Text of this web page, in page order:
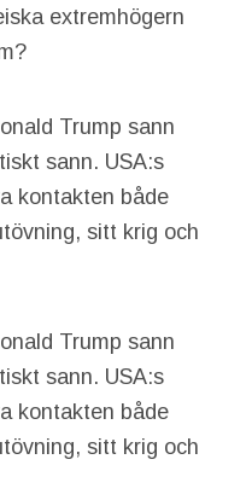
extremhögern
Trump sann
sann. USA:s
kontakten både
sitt krig och
Trump sann
sann. USA:s
kontakten både
sitt krig och